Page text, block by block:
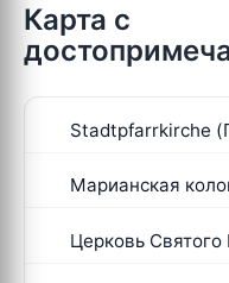
Карта с
Stadtpfarrkirche
Марианская
Церковь Святого